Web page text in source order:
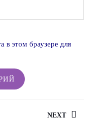
в этом браузере для
NEXT